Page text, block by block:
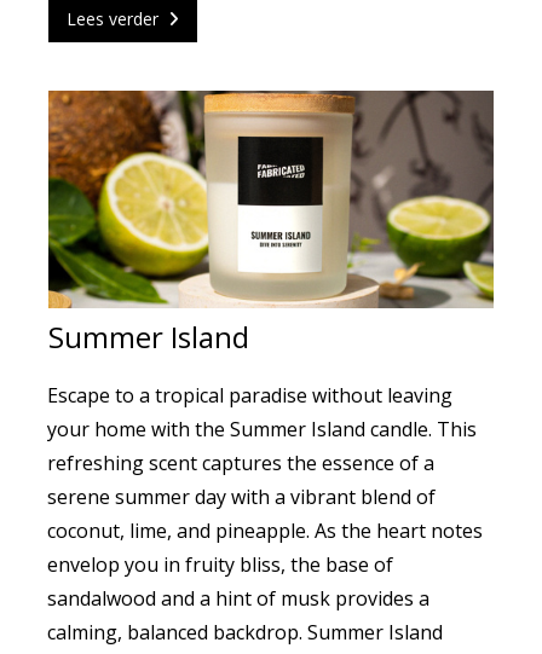
Lees verder
Summer Island
Escape to a tropical paradise without leaving
your home with the Summer Island candle. This
refreshing scent captures the essence of a
serene summer day with a vibrant blend of
coconut, lime, and pineapple. As the heart notes
envelop you in fruity bliss, the base of
sandalwood and a hint of musk provides a
calming, balanced backdrop. Summer Island
SHOP
OVER
FAB'S LAB
BLOG
FAQ
CONTACT